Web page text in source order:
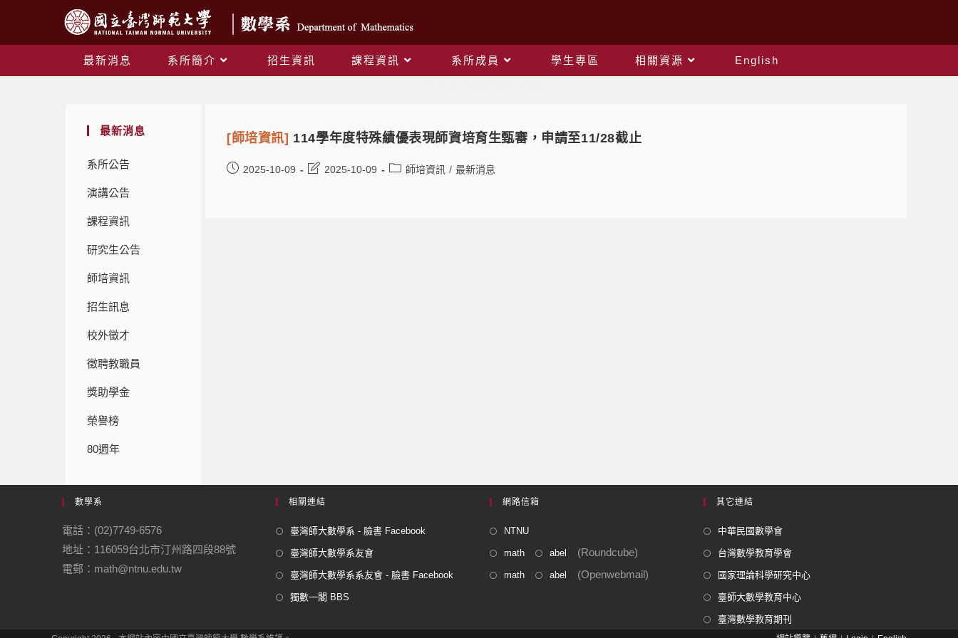
最新消息 系所簡介 招生資訊 課程資訊 系所成員 學生專區 相關資源
English
最新消息
系所公告
演講公告
課程資訊
研究生公告
師培資訊
招生訊息
校外徵才
徵聘教職員
獎助學金
榮譽榜
80週年
[師培資訊] 114學年度特殊績優表現師資培育生甄審，申請至11/28截止
2025-10-09 2025-10-09 師培資訊 / 最新消息
數學系
電話：(02)7749-6576
地址：116059台北市汀州路四段88號
電郵：math@ntnu.edu.tw
相關連結
臺灣師大數學系 - 臉書 Facebook
臺灣師大數學系友會
臺灣師大數學系系友會 - 臉書 Facebook
獨數一閣 BBS
網路信箱
NTNU
math abel (Roundcube)
math abel (Openwebmail)
其它連結
中華民國數學會
台灣數學教育學會
國家理論科學研究中心
臺師大數學教育中心
臺灣數學教育期刊